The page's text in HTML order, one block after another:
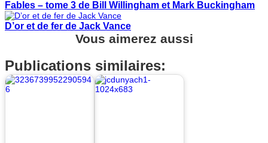
Fables – tome 3 de Bill Willingham et Mark Buckingham
D’or et de fer de Jack Vance
Vous aimerez aussi
Publications similaires: